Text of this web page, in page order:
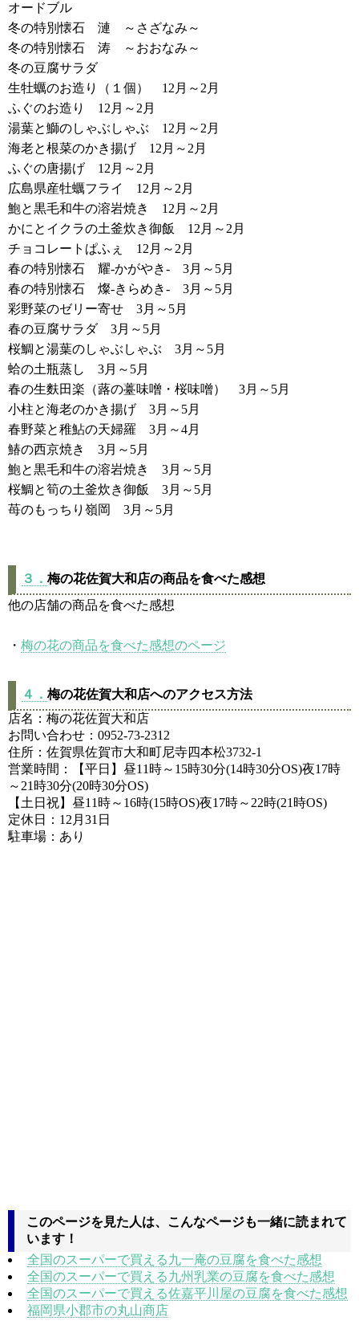
オードブル
冬の特別懐石 漣 ～さざなみ～
冬の特別懐石 涛 ～おおなみ～
冬の豆腐サラダ
生牡蠣のお造り（１個） 12月～2月
ふぐのお造り 12月～2月
湯葉と鰤のしゃぶしゃぶ 12月～2月
海老と根菜のかき揚げ 12月～2月
ふぐの唐揚げ 12月～2月
広島県産牡蠣フライ 12月～2月
鮑と黒毛和牛の溶岩焼き 12月～2月
かにとイクラの土釜炊き御飯 12月～2月
チョコレートぱふぇ 12月～2月
春の特別懐石 耀-かがやき- 3月～5月
春の特別懐石 燦-きらめき- 3月～5月
彩野菜のゼリー寄せ 3月～5月
春の豆腐サラダ 3月～5月
桜鯛と湯葉のしゃぶしゃぶ 3月～5月
蛤の土瓶蒸し 3月～5月
春の生麩田楽（蕗の薹味噌・桜味噌） 3月～5月
小柱と海老のかき揚げ 3月～5月
春野菜と稚鮎の天婦羅 3月～4月
鰆の西京焼き 3月～5月
鮑と黒毛和牛の溶岩焼き 3月～5月
桜鯛と筍の土釜炊き御飯 3月～5月
苺のもっちり嶺岡 3月～5月
３． 梅の花佐賀大和店の商品を食べた感想
他の店舗の商品を食べた感想
・ 梅の花の商品を食べた感想のページ
４． 梅の花佐賀大和店へのアクセス方法
店名：梅の花佐賀大和店
お問い合わせ：0952-73-2312
住所：佐賀県佐賀市大和町尼寺四本松3732-1
営業時間：【平日】昼11時～15時30分(14時30分OS)夜17時
～21時30分(20時30分OS)
【土日祝】昼11時～16時(15時OS)夜17時～22時(21時OS)
定休日：12月31日
駐車場：あり
このページを見た人は、こんなページも一緒に読まれて
います！
全国のスーパーで買える九一庵の豆腐を食べた感想
全国のスーパーで買える九州乳業の豆腐を食べた感想
全国のスーパーで買える佐嘉平川屋の豆腐を食べた感想
福岡県小郡市の丸山商店